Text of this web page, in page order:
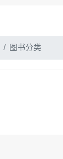
图书分类